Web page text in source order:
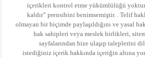
içerikleri kontrol etme yükümlülüğü
kaldır” prensibini benimsemiştir. . Telif
olmayan bir biçimde paylaşıldığını ve yasal
hak sahipleri veya meslek birlikleri,
sayfalarından bize ulaşıp taleplerini
istediğiniz içerik hakkında içeriğin altına